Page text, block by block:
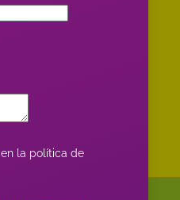
la política de